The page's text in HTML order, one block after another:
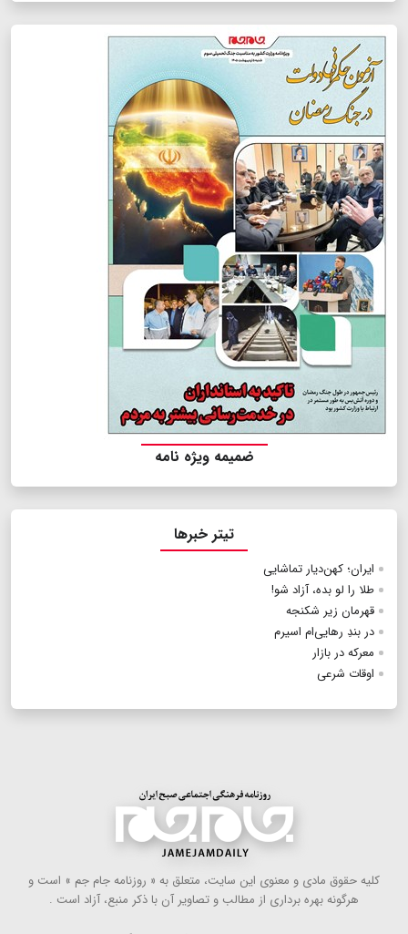
ضمیمه ویژه نامه
تیتر خبرها
ایران؛ کهن‌‎دیار تماشایی
طلا را لو بده، آزاد شو!
قهرمان زیر شکنجه
در بندِ رهایی‌ام اسیرم
معرکه در بازار
اوقات شرعی
كلیه حقوق مادی و معنوی این سایت، متعلق به « روزنامه جام جم » است و
هرگونه بهره ‌برداری از مطالب و تصاویر آن با ذكر منبع، آزاد است .